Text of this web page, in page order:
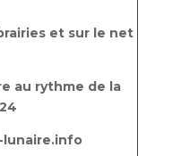
et sur le net
au rythme de la
lunaire.info